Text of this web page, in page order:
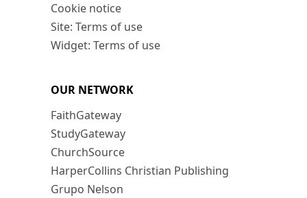
Cookie notice
Site: Terms of use
Widget: Terms of use
OUR NETWORK
FaithGateway
StudyGateway
ChurchSource
HarperCollins Christian Publishing
Grupo Nelson